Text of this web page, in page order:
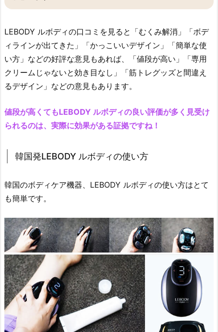
LEBODY ルボディの口コミを見ると「むくみ解消」「ボデ
ィラインが出てきた」「かっこいいデザイン」「簡単な使
い方」などの好評な意見もあれば、「値段が高い」「専用
クリームじゃないと効き目なし」「筋トレグッズと間違え
るデザイン」などの意見もあります。
値段が高くてもLEBODY ルボディの良い評価が多く見受け
られるのは、実際に効果がある証拠ですね！
韓国発LEBODY ルボディの使い方
韓国のボディケア機器、LEBODY ルボディの使い方はとて
も簡単です。